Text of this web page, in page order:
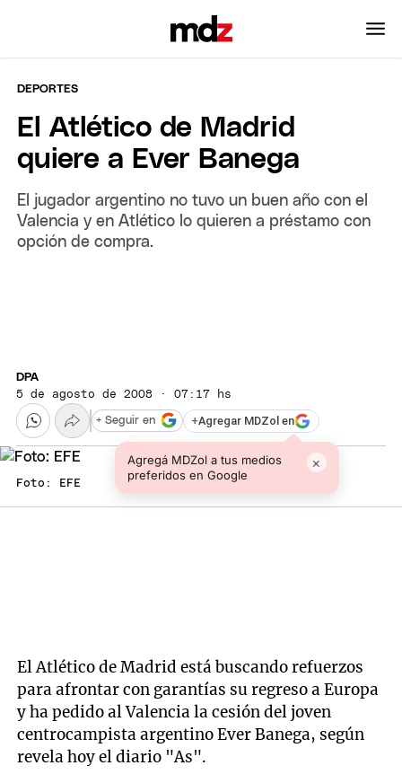
DEPORTES
El Atlético de Madrid
quiere a Ever Banega
El jugador argentino no tuvo un buen año con el
Valencia y en Atlético lo quieren a préstamo con
opción de compra.
DPA
5 de agosto de 2008 · 07:17 hs
+Agregar MDZol en
Agregá MDZol a tus medios
preferidos en Google
×
+ Seguir en
Foto: EFE
El Atlético de Madrid está buscando refuerzos
para afrontar con garantías su regreso a Europa
y ha pedido al Valencia la cesión del joven
centrocampista argentino Ever Banega, según
revela hoy el diario "As".